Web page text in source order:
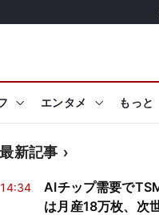
エンタメ もっと
最新記事
14:34
AIチップ需要で
は月産18万枚、次